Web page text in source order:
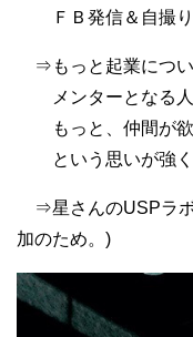
ＦＢ発信＆自撮り
⇒もっと起業につい
メンターとなる人
もっと、仲間が欲
という思いが強く
⇒星さんのUSPラボ
加のため。)